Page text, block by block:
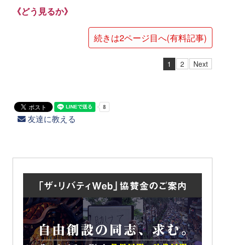
《どう見るか》
続きは2ページ目へ(有料記事)
1 2 Next
友達に教える